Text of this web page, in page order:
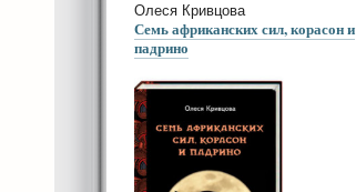
Олеся Кривцова
Семь африканских сил, корасон и
падрино